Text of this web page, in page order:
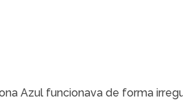
Azul funcionava de forma